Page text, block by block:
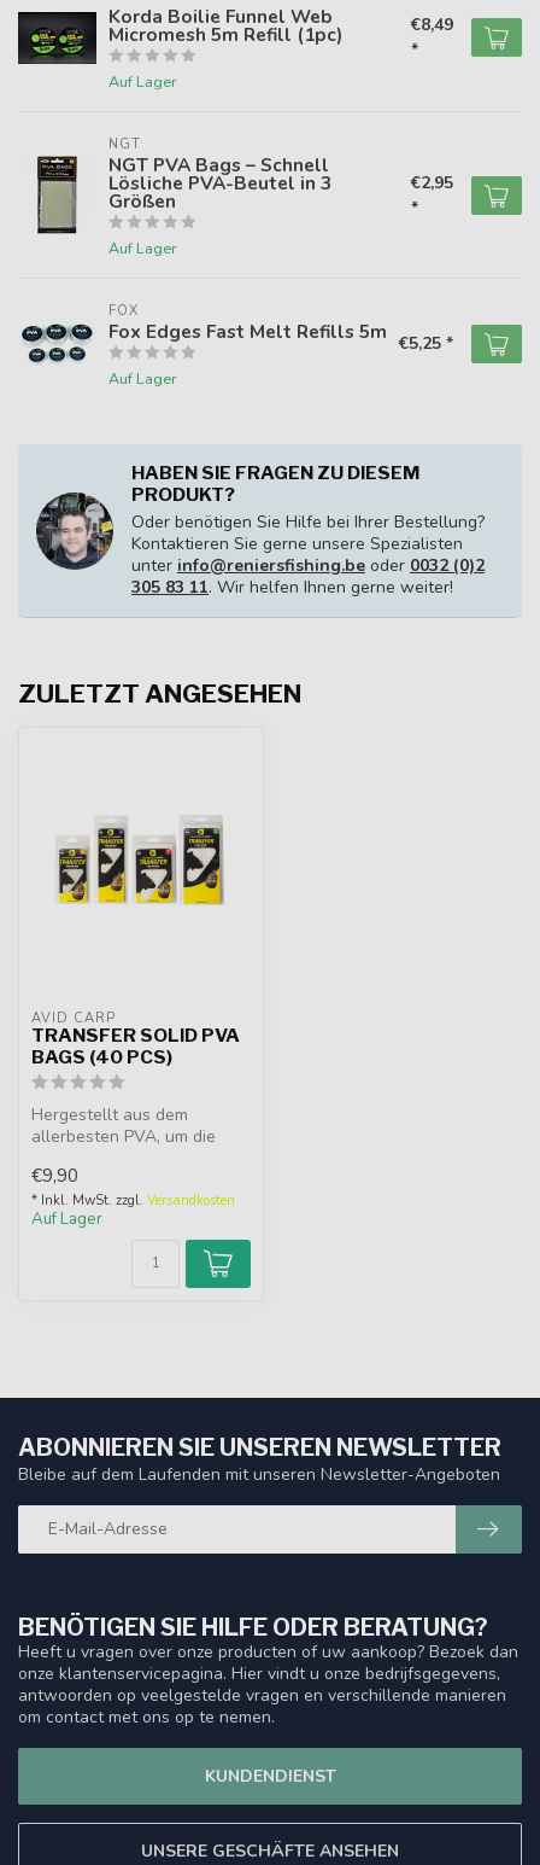
Korda Boilie Funnel Web
Micromesh 5m Refill (1pc)
Auf Lager
€8,49
*
NGT
NGT PVA Bags – Schnell
Lösliche PVA-Beutel in 3
Größen
Auf Lager
€2,95
*
FOX
Fox Edges Fast Melt Refills 5m
Auf Lager
€5,25 *
HABEN SIE FRAGEN ZU DIESEM
PRODUKT?
Oder benötigen Sie Hilfe bei Ihrer Bestellung?
Kontaktieren Sie gerne unsere Spezialisten
unter info@reniersfishing.be oder 0032 (0)2
305 83 11. Wir helfen Ihnen gerne weiter!
ZULETZT ANGESEHEN
AVID CARP
TRANSFER SOLID PVA
BAGS (40 PCS)
Hergestellt aus dem
allerbesten PVA, um die
überstehen.
€9,90
* Inkl. MwSt. zzgl. Versandkosten
Auf Lager
BENÖTIGEN SIE HILFE ODER BERATUNG?
Heeft u vragen over onze producten of uw aankoop? Bezoek dan
onze klantenservicepagina. Hier vindt u onze bedrijfsgegevens,
antwoorden op veelgestelde vragen en verschillende manieren
om contact met ons op te nemen.
KUNDENDIENST
UNSERE GESCHÄFTE ANSEHEN
ABONNIEREN SIE UNSEREN NEWSLETTER
Bleibe auf dem Laufenden mit unseren Newsletter-Angeboten